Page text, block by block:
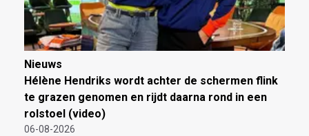
Nieuws
Hélène Hendriks wordt achter de schermen flink
te grazen genomen en rijdt daarna rond in een
rolstoel (video)
06-08-2026